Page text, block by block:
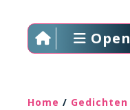
Home / Gedichten